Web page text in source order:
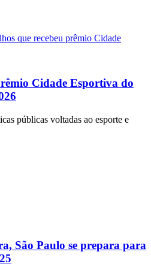
Cidade Esportiva do
públicas voltadas ao esporte e
São Paulo se prepara para